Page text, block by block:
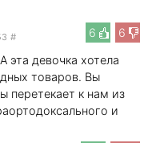
6
6
#
эта девочка хотела
товаров. Вы
перетекает к нам из
и